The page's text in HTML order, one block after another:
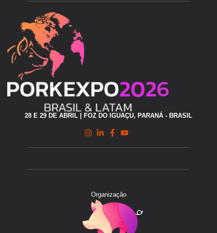
28 E 29 DE ABRIL | FOZ DO IGUAÇU, PARANÁ - BRASIL
Organização